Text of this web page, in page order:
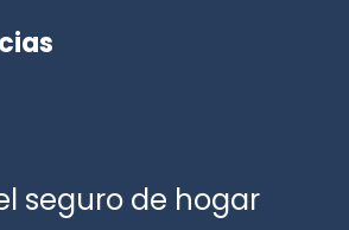
seguro de hogar